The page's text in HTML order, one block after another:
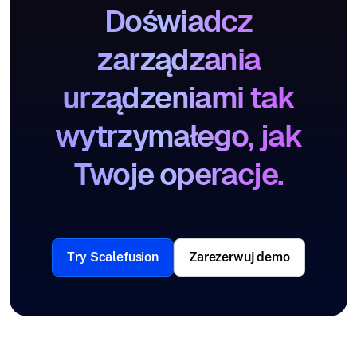
Doświadcz
zarządzania
urządzeniami tak
wytrzymałego, jak
Twoje operacje.
Try Scalefusion Zarezerwuj demo